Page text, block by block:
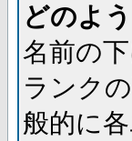
どのよ
名前の
ランク
般的に